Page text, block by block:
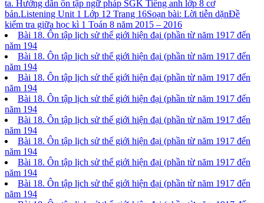
ta. Hướng dẫn ôn tập ngữ pháp SGK Tiếng anh lớp 8 cơ
bản.Listening Unit 1 Lớp 12 Trang 16Soạn bài: Lời tiễn dặnĐề
kiểm tra giữa học kì 1 Toán 8 năm 2015 – 2016
Bài 18. Ôn tập lịch sử thế giới hiện đại (phần từ năm 1917 đến
năm 194
Bài 18. Ôn tập lịch sử thế giới hiện đại (phần từ năm 1917 đến
năm 194
Bài 18. Ôn tập lịch sử thế giới hiện đại (phần từ năm 1917 đến
năm 194
Bài 18. Ôn tập lịch sử thế giới hiện đại (phần từ năm 1917 đến
năm 194
Bài 18. Ôn tập lịch sử thế giới hiện đại (phần từ năm 1917 đến
năm 194
Bài 18. Ôn tập lịch sử thế giới hiện đại (phần từ năm 1917 đến
năm 194
Bài 18. Ôn tập lịch sử thế giới hiện đại (phần từ năm 1917 đến
năm 194
Bài 18. Ôn tập lịch sử thế giới hiện đại (phần từ năm 1917 đến
năm 194